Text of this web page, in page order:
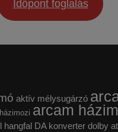
Időpont foglalás
aktív mélysugárzó
arcam
hangfal DA konverter dolby